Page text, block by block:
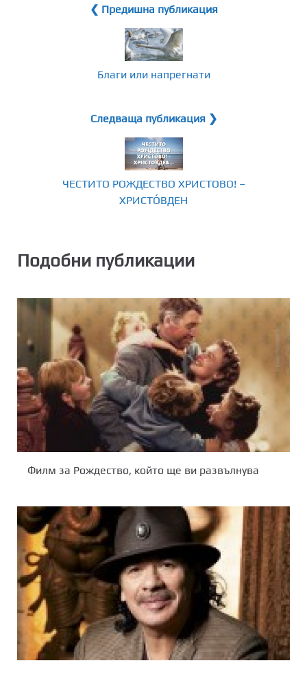
❮ Предишна публикация
Благи или напрегнати
Следваща публикация ❯
ЧЕСТИТО РОЖДЕСТВО ХРИСТОВО! –
ХРИСТО́ВДЕН
Подобни публикации
Филм за Рождество, който ще ви развълнува